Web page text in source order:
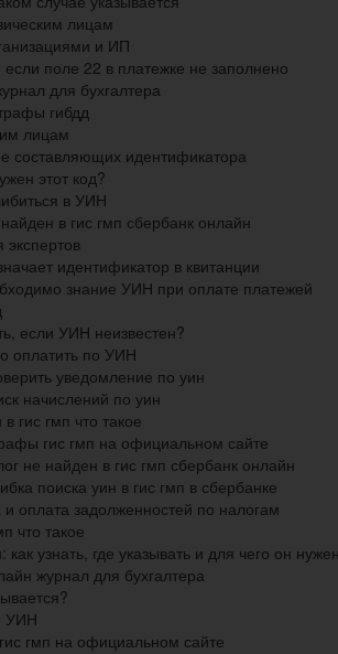
лицам
и ИП
если поле 22 в платежке не заполнено
для бухгалтера
гибдд
лицам
составляющих идентификатора
этот код?
в УИН
в гис гмп сбербанк онлайн
идентификатор в квитанции
знание УИН при оплате платежей
если УИН неизвестен?
оплатить по УИН
уведомление по уин
начислений по уин
гис гмп что такое
гис гмп на официальном сайте
не найден в гис гмп сбербанк онлайн
поиска уин в гис гмп в сбербанке
оплата задолженностей по налогам
что такое
как узнать, где указывать и для чего он
журнал для бухгалтера
УИН
гмп на официальном сайте